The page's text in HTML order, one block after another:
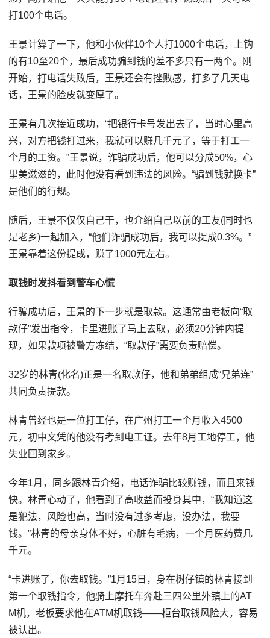
打100个电话。
王景计算了一下，他和小伙伴10个人打1000个电话，上钩
的有10至20个，最后成功骗到钱的差不多只有一两个。刚
开始，打电话失败后，王景还会有挫败感，打多了几天电
话，王景的脸皮就变厚了。
王景有几次接近成功，“把银行卡号发出去了，当时心里高
兴，对方把钱打过来，我就可以赚几千元了，等于打工一
个月的工资。”王景说，诈骗成功后，他可以分成50%，心
里美滋滋的，此时他没有看到违法的风险。“骗到钱就换卡”
是他们的行规。
随后，王景不仅仅自己干，也介绍自己以前的工友(同时也
是老乡)一起加入，“他们诈骗成功后，我可以提成0.3%。”
王景靠着这份提成，赚了1000元左右。
取钱时发抖看到警车心慌
行骗成功后，王景的下一步就是取款。这通常由老板向“取
款仔”发出指令，卡里进账了马上去取，必须20分钟内提
现，如果款项被警方冻结，“取款仔”需要负责赔偿。
32岁的林青(化名)正是一名取款仔，他和弟弟组成“兄弟连”
共同负责提款。
林青曾经也是一位打工仔，在广州打工一个月收入4500
元，初中文凭的他没有考到电工证。去年8月工地停工，他
失业回到家乡。
今年1月，同乡跟林青介绍，电话诈骗比较赚钱，而且来钱
快。林青心动了，他看到了高收益而投身其中，“我知道这
是犯法，风险也高，当时没有过多考虑，没办法，我要
钱。”林青的母亲身体不好，心脏有毛病，一个月医药费几
千元。
“卡进账了，你去取钱。”1月15日，身在树仔镇的林青接到
第一个取钱指令，他骑上摩托车奔赴三四公里外镇上的AT
M机，老板要求他在ATM机取钱——柜台取钱风险大，容易
被认出。